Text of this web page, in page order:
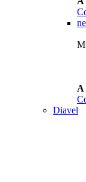
A
Diavel